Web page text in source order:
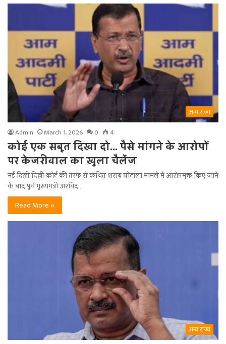
अन्य राज्य
Admin March 1, 2026 0 4
कोई एक सबूत दिखा दो… पैसे मांगने के आरोपों
पर केजरीवाल का खुला चैलेंज
नई दिल्ली दिल्ली कोर्ट की तरफ से कथित शराब घोटाला मामले में आरोपमुक्त किए जाने
के बाद पूर्व मुख्यमंत्री अरविंद…
Read More »
अन्य राज्य